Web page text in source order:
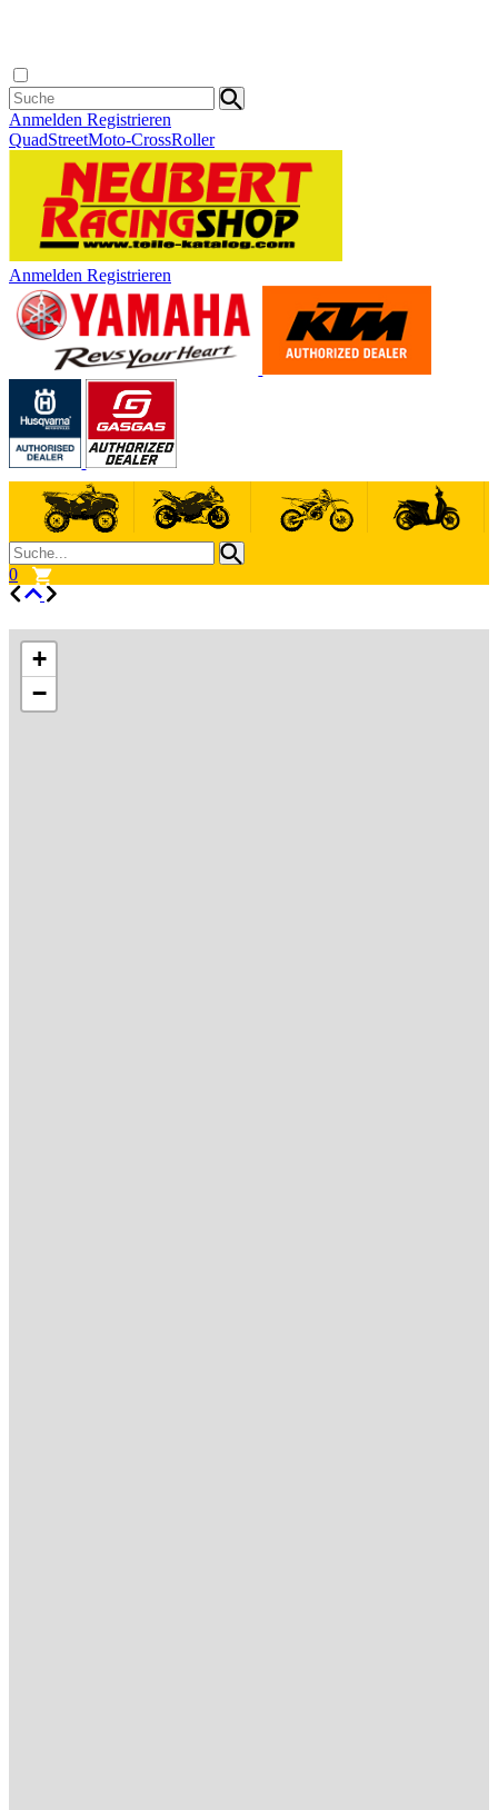
Anmelden Registrieren
QuadStreetMoto-CrossRoller
Anmelden Registrieren
0
+
−